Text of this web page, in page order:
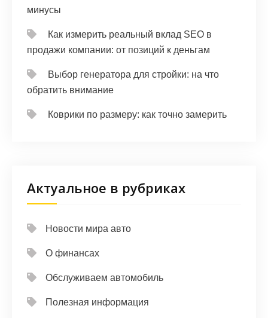
минусы
Как измерить реальный вклад SEO в
продажи компании: от позиций к деньгам
Выбор генератора для стройки: на что
обратить внимание
Коврики по размеру: как точно замерить
Актуальное в рубриках
Новости мира авто
О финансах
Обслуживаем автомобиль
Полезная информация